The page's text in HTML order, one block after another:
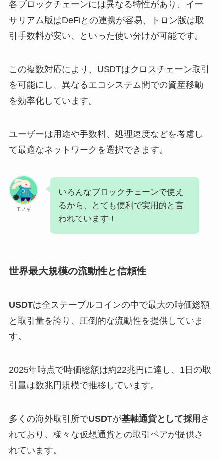
各ブロックチェーンには異なる特性があり、イー
サリアム版はDeFiとの連携が容易、トロン版は取
引手数料が安い、といった使い分けが可能です。
この複数対応により、USDTはクロスチェーン取引
を可能にし、異なるエコシステム間での資産移動
を効率化しています。
ユーザーは用途や手数料、処理速度などを考慮し
て最適なネットワークを選択できます。
モノギ
いろんなブロックチェーンで使え
るから、とても便利で実用的と言
われています！
世界最大規模の流動性と信頼性
USDTは全ステーブルコインの中で最大の時価総額
と取引量を誇り、圧倒的な流動性を提供していま
す。
2025年時点で時価総額は約22兆円に達し、1日の取
引量は数兆円規模で推移しています。
多くの海外取引所でUSDTが基軸通貨として採用 さ
れており、様々な仮想通貨との取引ペアが提供さ
れています。